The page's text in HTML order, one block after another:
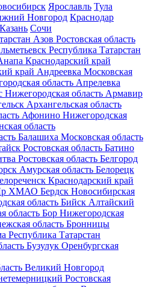
Ярославль Тула
Новгород Краснодар
Казань Сочи
Азов Ростовская область
Республика Татарстан
Краснодарский край
край Андреевка Московская
область Апрелевка
Нижегородская область Армавир
Архангельская область
Афонино Нижегородская
область
Балашиха Московская область
Ростовская область Батино
Ростовская область Белгород
Амурская область Белорецк
Краснодарский край
ХМАО Бердск Новосибирская
область Бийск Алтайский
область Бор Нижегородская
область Бронницы
Республика Татарстан
Бузулук Оренбургская
Великий Новгород
Ростовская